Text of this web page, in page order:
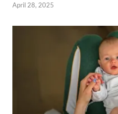
April 28, 2025